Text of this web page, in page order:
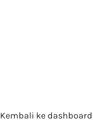
Kembali ke